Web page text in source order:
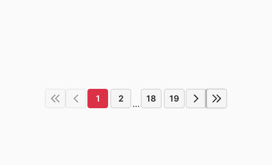
1 2 ... 18 19